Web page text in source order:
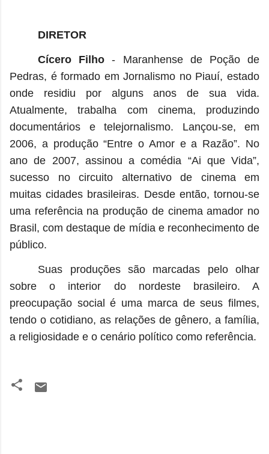
DIRETOR
Cícero Filho - Maranhense de Poção de
Pedras, é formado em Jornalismo no Piauí, estado
onde residiu por alguns anos de sua vida.
Atualmente, trabalha com cinema, produzindo
documentários e telejornalismo. Lançou-se, em
2006, a produção “Entre o Amor e a Razão”. No
ano de 2007, assinou a comédia “Ai que Vida”,
sucesso no circuito alternativo de cinema em
muitas cidades brasileiras. Desde então, tornou-se
uma referência na produção de cinema amador no
Brasil, com destaque de mídia e reconhecimento de
público.
Suas produções são marcadas pelo olhar
sobre o interior do nordeste brasileiro. A
preocupação social é uma marca de seus filmes,
tendo o cotidiano, as relações de gênero, a família,
a religiosidade e o cenário político como referência.